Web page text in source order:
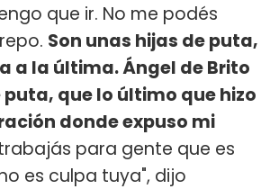
que ir. No me podés
Son unas hijas de puta,
a la última. Ángel de Brito
puta, que lo último que hizo
donde expuso mi
para gente que es
es culpa tuya", dijo